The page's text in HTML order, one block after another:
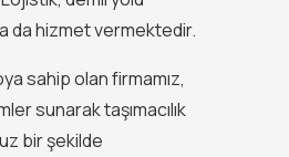
da hizmet vermektedir.
sahip olan firmamız,
sunarak taşımacılık
bir şekilde